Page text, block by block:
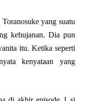
yang suatu
kehujanan. Dia pun
itu. Ketika seperti
kenyataan yang